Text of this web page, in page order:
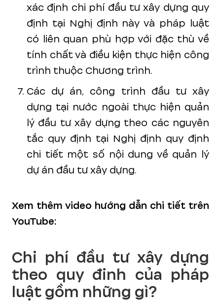
xác định chi phí đầu tư xây dựng quy
định tại Nghị định này và pháp luật
có liên quan phù hợp với đặc thù về
tính chất và điều kiện thực hiện công
trình thuộc Chương trình.
Các dự án, công trình đầu tư xây
dựng tại nước ngoài thực hiện quản
lý đầu tư xây dựng theo các nguyên
tắc quy định tại Nghị định quy định
chi tiết một số nội dung về quản lý
dự án đầu tư xây dựng.
Xem thêm video hướng dẫn chi tiết trên
YouTube:
Chi phí đầu tư xây dựng
theo quy đinh của pháp
luật gồm những gì?